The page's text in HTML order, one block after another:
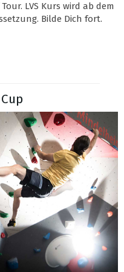
LVS Kurs wird ab dem
Bilde Dich fort.